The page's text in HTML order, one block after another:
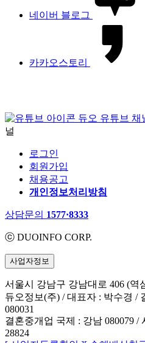
네이버 블로그
카카오스토리
듀오 유튜브 채
널
로그인
회원가입
채용공고
개인정보처리방침
상담문의 1577·8333
ⓒ DUOINFO CORP.
사업자정보
서울시 강남구 강남대로 406 (역
듀오정보(주) / 대표자 : 박수경 /
080031
결혼중개업 국제 : 강남 080079 /
28824